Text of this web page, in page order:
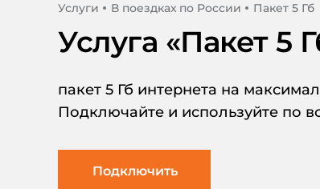
Услуги В поездках по России Пакет 5 Гб
Услуга «Пакет 5
пакет 5 Гб интернета на
Подключайте и используйте по
Подключить